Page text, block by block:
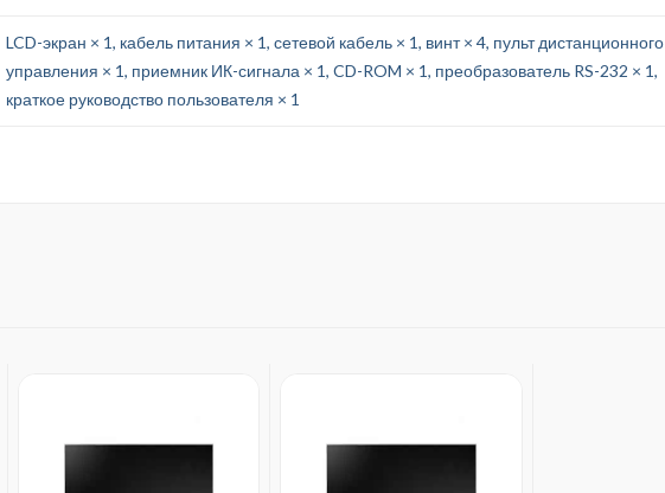
LCD-экран × 1, кабель питания × 1, сетевой кабель × 1, винт × 4, пульт дистанционного
управления × 1, приемник ИК-сигнала × 1, CD-ROM × 1, преобразователь RS-232 × 1,
краткое руководство пользователя × 1